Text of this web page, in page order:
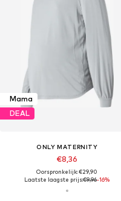
Mama
DEAL
ONLY MATERNITY
€8,36
Oorspronkelijk: €29,90
Laatste laagste prijs:€9,96-16%